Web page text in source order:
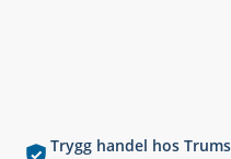
Trygg handel hos